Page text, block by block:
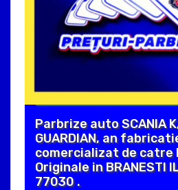
Parbrize auto SCANIA
GUARDIAN, an
comercializat de catre
Originale in BRANESTI
77030 .